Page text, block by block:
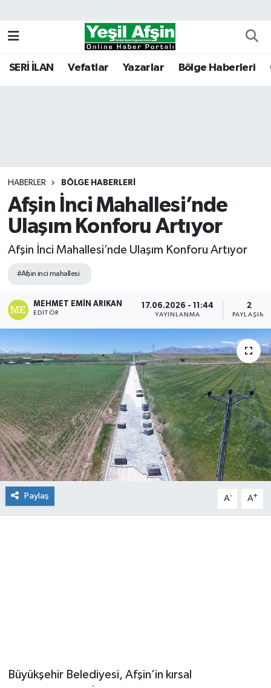
SERİ İLAN Vefatlar Yazarlar Bölge Haberleri
HABERLER BÖLGE HABERLERI
Afşin İnci Mahallesi’nde
Ulaşım Konforu Artıyor
Afşin İnci Mahallesi’nde Ulaşım Konforu Artıyor
#Afşin inci mahallesi
MEHMET EMIN ARIKAN
EDITÖR
17.06.2026 - 11:44
YAYINLANMA
2
PAYLAŞIM
Paylaş A- A+
Büyükşehir Belediyesi, Afşin’in kırsal
Kahramanmaraş Nöbetçi Eczaneler
Tüm Manşetler
Son Dakika Haberleri